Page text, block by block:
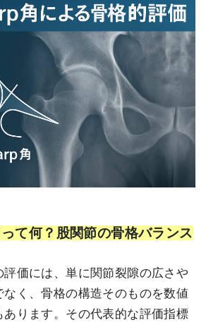
て何？股関節の骨格バランス
価には、単に関節裂隙の広さや
く、骨格の構造そのものを数値
ります。その代表的な評価指標